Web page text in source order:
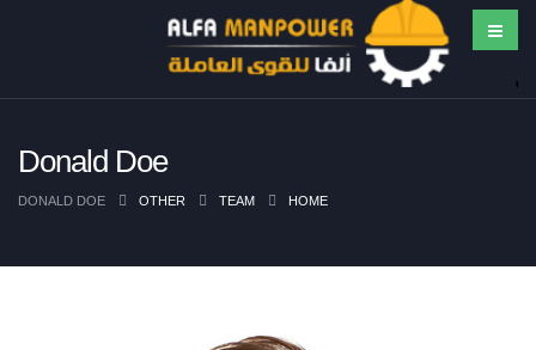
Donald Doe
HOME
TEAM
OTHER
DONALD DOE